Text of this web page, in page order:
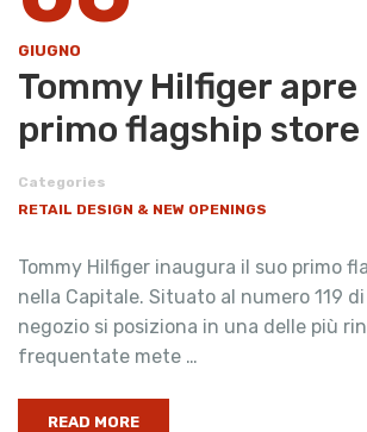
GIUGNO
Tommy Hilfiger apre
primo flagship store
Categories
RETAIL DESIGN & NEW OPENINGS
Tommy Hilfiger inaugura il suo primo
nella Capitale. Situato al numero 119 di
negozio si posiziona in una delle più
frequentate mete …
READ MORE